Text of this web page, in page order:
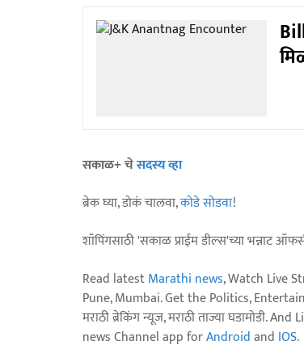
सकाळ+ चेसदस्य व्हा
ब्रेक घ्या, डोकं चालवा,कोडे सोडवा!
शॉपिंगसाठी 'सकाळ प्राईम डील्स'च्या भन्नाट
Read latestMarathi news, Watch Live
Pune, Mumbai. Get the Politics,
मराठी ब्रेकिंग न्यूज, मराठी ताज्या घडामोडी.
news Channel app forAndroidand IOS.